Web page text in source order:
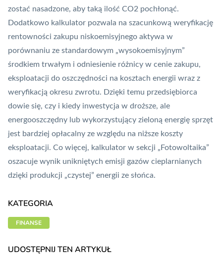
zostać nasadzone, aby taką ilość CO2 pochłonąć.
Dodatkowo kalkulator pozwala na szacunkową weryfikację
rentowności zakupu niskoemisyjnego aktywa w
porównaniu ze standardowym „wysokoemisyjnym”
środkiem trwałym i odniesienie różnicy w cenie zakupu,
eksploatacji do oszczędności na kosztach energii wraz z
weryfikacją okresu zwrotu. Dzięki temu przedsiębiorca
dowie się, czy i kiedy inwestycja w droższe, ale
energooszczędny lub wykorzystujący zieloną energię sprzęt
jest bardziej opłacalny ze względu na niższe koszty
eksploatacji. Co więcej, kalkulator w sekcji „Fotowoltaika”
oszacuje wynik unikniętych emisji gazów cieplarnianych
dzięki produkcji „czystej” energii ze słońca.
KATEGORIA
FINANSE
UDOSTĘPNIJ TEN ARTYKUŁ